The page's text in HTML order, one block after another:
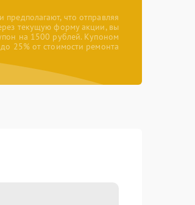
предполагают, что отправляя
текущую форму акции, вы
на 1500 рублей. Купоном
25% от стоимости ремонта